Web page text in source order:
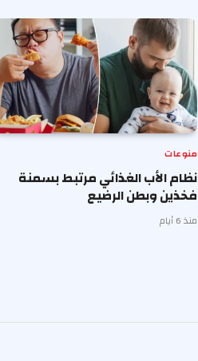
منوعات
نظام الأب الغذائي مرتبط بسمنة
فخذين وبطن الرضيع
منذ 6 أيام